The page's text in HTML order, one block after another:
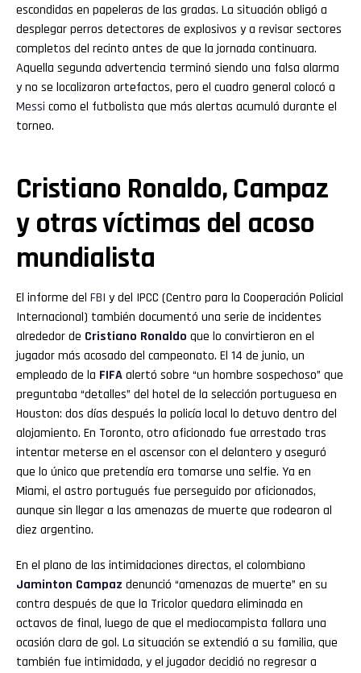
escondidas en papeleras de las gradas. La situación obligó a
desplegar perros detectores de explosivos y a revisar sectores
completos del recinto antes de que la jornada continuara.
Aquella segunda advertencia terminó siendo una falsa alarma
y no se localizaron artefactos, pero el cuadro general colocó a
Messi como el futbolista que más alertas acumuló durante el
torneo.
Cristiano Ronaldo, Campaz
y otras víctimas del acoso
mundialista
El informe del FBI y del IPCC (Centro para la Cooperación Policial
Internacional) también documentó una serie de incidentes
alrededor de Cristiano Ronaldo que lo convirtieron en el
jugador más acosado del campeonato. El 14 de junio, un
empleado de la FIFAalertó sobre “un hombre sospechoso” que
preguntaba “detalles” del hotel de la selección portuguesa en
Houston: dos días después la policía local lo detuvo dentro del
alojamiento. En Toronto, otro aficionado fue arrestado tras
intentar meterse en el ascensor con el delantero y aseguró
que lo único que pretendía era tomarse una selfie. Ya en
Miami, el astro portugués fue perseguido por aficionados,
aunque sin llegar a las amenazas de muerte que rodearon al
diez argentino.
En el plano de las intimidaciones directas, el colombiano
Jaminton Campaz denunció “amenazas de muerte” en su
contra después de que la Tricolor quedara eliminada en
octavos de final, luego de que el mediocampista fallara una
ocasión clara de gol. La situación se extendió a su familia, que
también fue intimidada, y el jugador decidió no regresar a